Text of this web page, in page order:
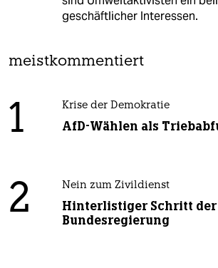
geschäftlicher Interessen.
meistkommentiert
1 Krise der Demokratie
AfD-Wählen als
2 Nein zum Zivildienst
Hinterlistiger Schritt der
Bundesregierung